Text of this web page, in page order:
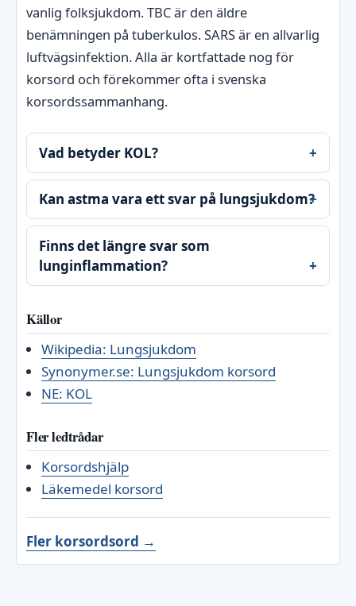
vanlig folksjukdom. TBC är den äldre
benämningen på tuberkulos. SARS är en allvarlig
luftvägsinfektion. Alla är kortfattade nog för
korsord och förekommer ofta i svenska
korsordssammanhang.
Vad betyder KOL?
Kan astma vara ett svar på lungsjukdom?
Finns det längre svar som
lunginflammation?
Källor
Wikipedia: Lungsjukdom
Synonymer.se: Lungsjukdom korsord
NE: KOL
Fler ledtrådar
Korsordshjälp
Läkemedel korsord
Fler korsordsord →